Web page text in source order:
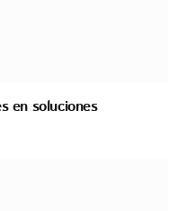
en soluciones